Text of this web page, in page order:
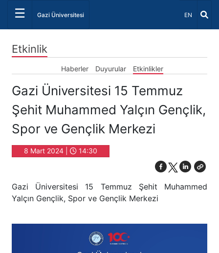
☰ Gazi Üniversitesi Dil Seçiniz
EN
Etkinlik
Haberler Duyurular Etkinlikler
Gazi Üniversitesi 15 Temmuz
Şehit Muhammed Yalçın Gençlik,
Spor ve Gençlik Merkezi
8 Mart 2024 | 14:30
Gazi Üniversitesi 15 Temmuz Şehit Muhammed
Yalçın Gençlik, Spor ve Gençlik Merkezi